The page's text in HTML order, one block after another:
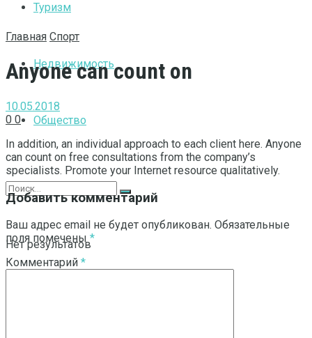
Туризм
Недвижимость
Общество
Нет результатов
Главная Спорт
Anyone can count on
10.05.2018
0 0
In addition, an individual approach to each client here. Anyone
can count on free consultations from the company’s
specialists. Promote your Internet resource qualitatively.
Добавить комментарий
Ваш адрес email не будет опубликован. Обязательные
поля помечены *
Комментарий *